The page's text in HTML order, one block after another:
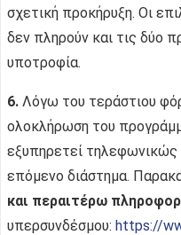
σχετική προκήρυξη. Οι
δεν πληρούν και τις δύο
υποτροφία.
6. Λόγω του τεράστιου
ολοκλήρωση του
εξυπηρετεί τηλεφωνικώς
επόμενο διάστημα.
και περαιτέρω
υπερσυνδέσμου: https://